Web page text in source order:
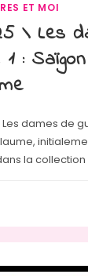
ET MOI
\ Les
:
dames de
la collection